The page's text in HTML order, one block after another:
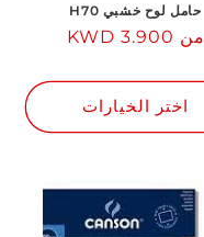
حامل لوح خشبي H70
السعر
من 3.900 KWD
اختر الخيارات